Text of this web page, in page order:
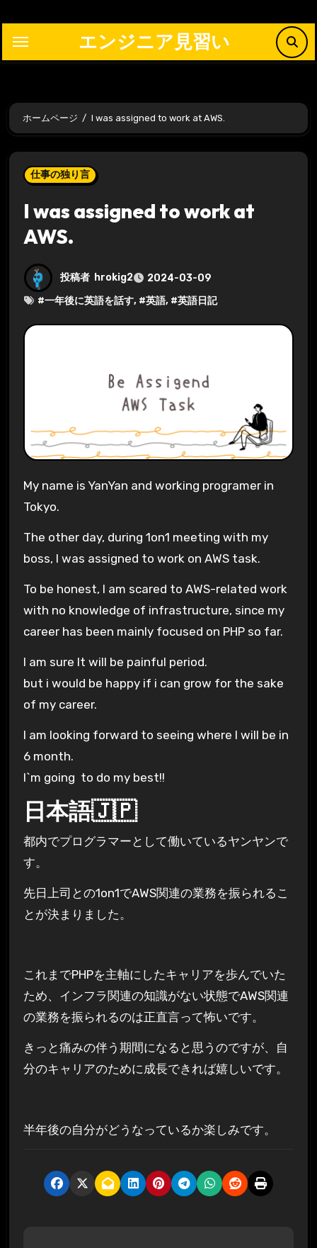
ッ
プ
エンジニア見習い
ホームページ I was assigned to work at AWS.
仕事の独り言
I was assigned to work at
AWS.
投稿者 hrokig2
2024-03-09
#一年後に英語を話す, #英語, #英語日記
My name is YanYan and working programer in
Tokyo.
The other day, during 1on1 meeting with my
boss, I was assigned to work on AWS task.
To be honest, I am scared to AWS-related work
with no knowledge of infrastructure, since my
career has been mainly focused on PHP so far.
I am sure It will be painful period.
but i would be happy if i can grow for the sake
of my career.
I am looking forward to seeing where I will be in
6 month.
I`m going to do my best!!
日本語🇯🇵
都内でプログラマーとして働いているヤンヤンで
す。
先日上司との1on1でAWS関連の業務を振られるこ
とが決まりました。
これまでPHPを主軸にしたキャリアを歩んでいた
ため、インフラ関連の知識がない状態でAWS関連
の業務を振られるのは正直言って怖いです。
きっと痛みの伴う期間になると思うのですが、自
分のキャリアのために成長できれば嬉しいです。
半年後の自分がどうなっているか楽しみです。